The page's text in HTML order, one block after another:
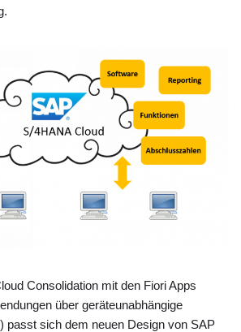
Consolidation mit den Fiori Apps
über geräteunabhängige
passt sich dem neuen Design von SAP